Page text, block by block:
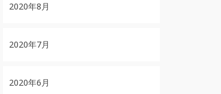
2020年8月
2020年7月
2020年6月